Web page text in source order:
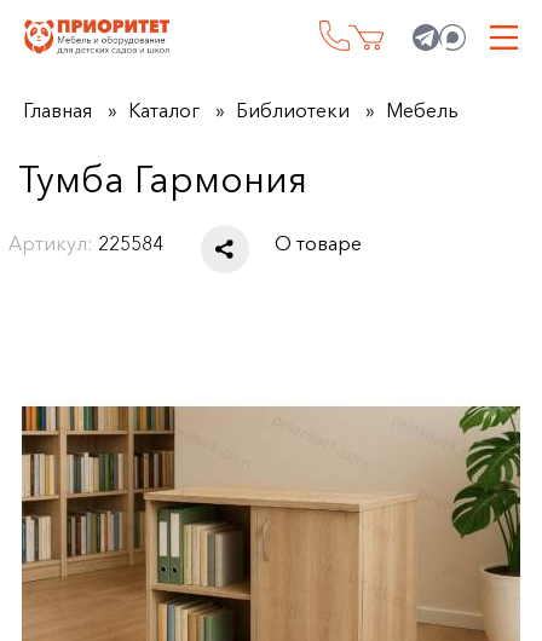
Главная Каталог Библиотеки Мебель
Тумба Гармония
Артикул: 225584 О товаре